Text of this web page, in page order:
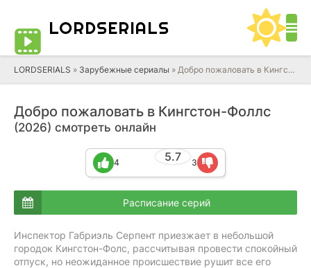
LORDSERIALS
LORDSERIALS » Зарубежные сериалы » Добро пожаловать в Кингстон-Фоллс
Добро пожаловать в Кингстон-Фоллс
(2026) смотреть онлайн
5.7
4 3
Расписание серий
Инспектор Габриэль Серпент приезжает в небольшой
городок Кингстон-Фолс, рассчитывая провести спокойный
отпуск, но неожиданное происшествие рушит все его